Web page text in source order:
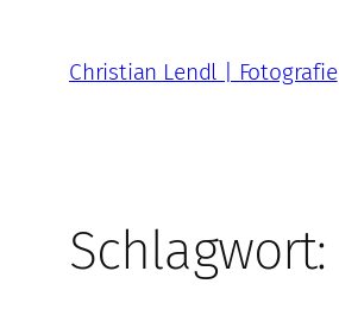
springen
Christian Lendl | Fotografie
Schlagwort: